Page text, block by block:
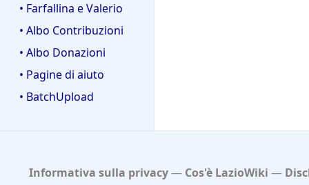
• Farfallina e Valerio
• Albo Contribuzioni
• Albo Donazioni
• Pagine di aiuto
• BatchUpload
Informativa sulla privacy Cos'è LazioWiki